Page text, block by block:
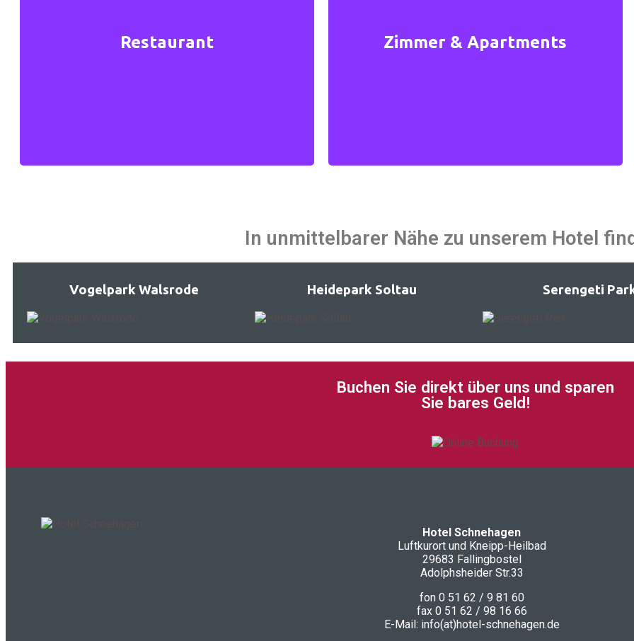
Restaurant
Wir bieten gut bürgerliche sowie internationale
Küche.
Zimmer & Apartments
Apartments sind mit Dusche, WC und Flachbild
Fernseher ausgestattet.
In unmittelbarer Nähe zu unserem Hotel
Vogelpark Walsrode Heidepark Soltau Serengeti
Buchen Sie direkt über uns und sparen
Sie bares Geld!
Hotel Schnehagen
Luftkurort und Kneipp-Heilbad
29683 Fallingbostel
Adolphsheider Str.33
fon 0 51 62 / 9 81 60
fax 0 51 62 / 98 16 66
E-Mail: info(at)hotel-schnehagen.de